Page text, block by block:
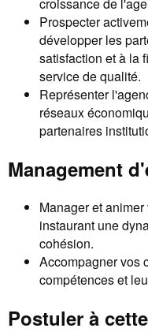
croissance de
Prospecter
développer les
satisfaction et à la
service de qualité.
Représenter
réseaux
partenaires
Management
Manager et
instaurant une
cohésion.
Accompagner vos
compétences et
Postuler à